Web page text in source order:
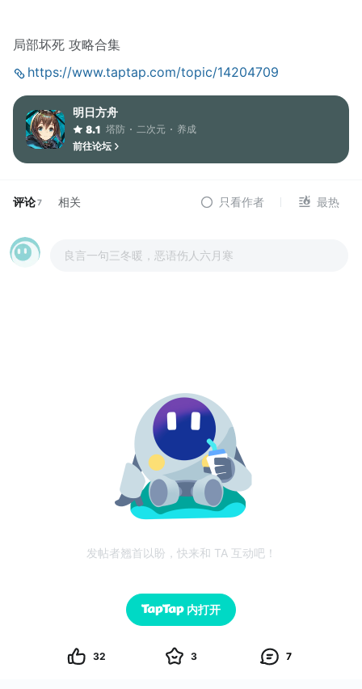
局部坏死 攻略合集
https://www.taptap.com/topic/14204709
明日方舟
8.1 塔防 二次元
养成
前往论坛
评论7 相关 只看作者 最热
良言一句三冬暖，恶语伤人六月寒
发帖者翘首以盼，快来和 TA 互动吧！
32 3 7
内打开